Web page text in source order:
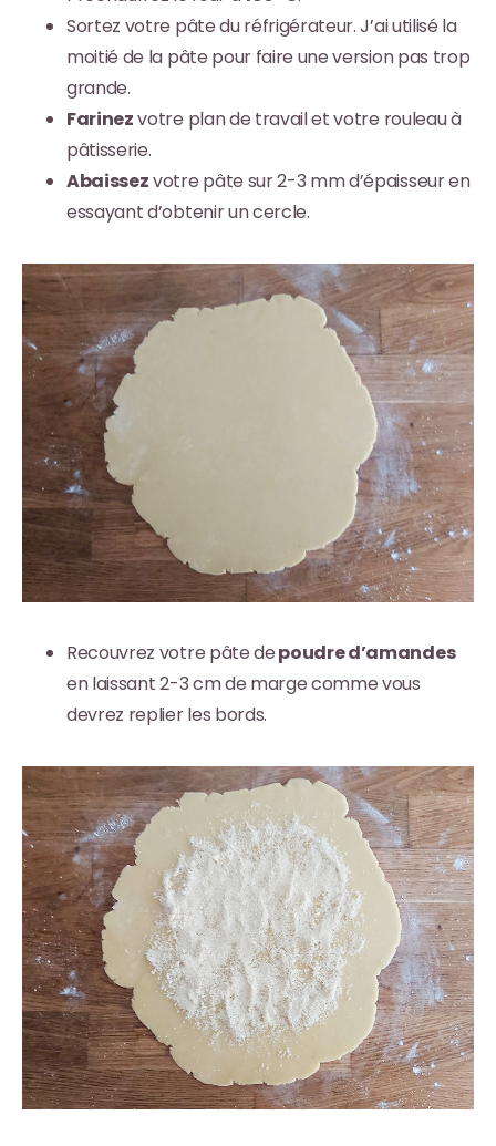
Sortez votre pâte du réfrigérateur. J’ai utilisé la
moitié de la pâte pour faire une version pas trop
grande.
Farinezvotre plan de travail et votre rouleau à
pâtisserie.
Abaissezvotre pâte sur 2-3 mm d’épaisseur en
essayant d’obtenir un cercle.
Recouvrez votre pâte depoudre d’amandes
en laissant 2-3 cm de marge comme vous
devrez replier les bords.